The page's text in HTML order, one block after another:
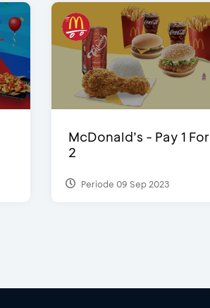
McDonald’s - Pay 1 For
2
Periode 09 Sep 2023